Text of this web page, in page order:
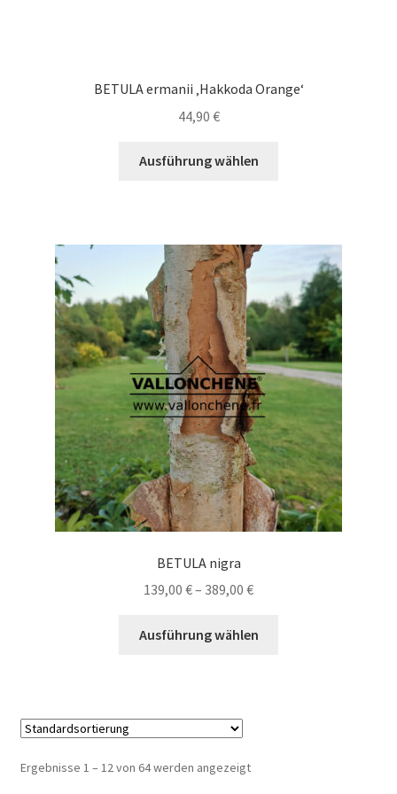
BETULA ermanii ‚Hakkoda Orange‘
44,90 €
Ausführung wählen
Optionen
können
auf
der
Produktseite
gewählt
werden
BETULA nigra
139,00 €– 389,00 €Preisspanne:
bis
Ausführung wählen
Ergebnisse 1 – 12 von 64 werden angezeigt